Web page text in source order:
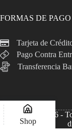
FORMAS DE PAGO
Tarjeta de
Pago Contra
Transferencia
Copyright © 2026 -
Shop